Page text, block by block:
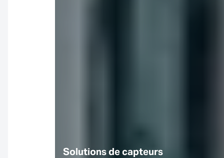
Solutions de capteurs